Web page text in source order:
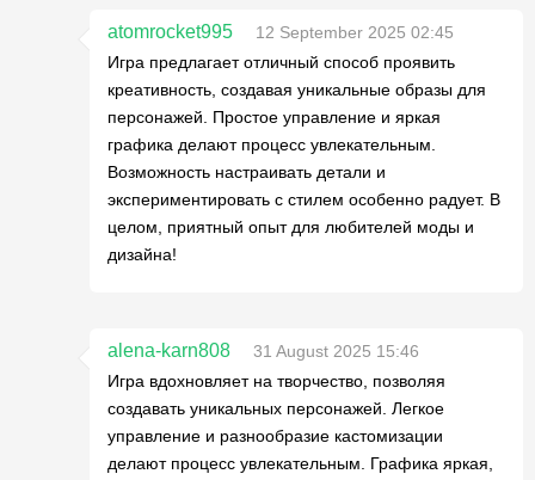
atomrocket995
12 September 2025 02:45
Игра предлагает отличный способ проявить
креативность, создавая уникальные образы для
персонажей. Простое управление и яркая
графика делают процесс увлекательным.
Возможность настраивать детали и
экспериментировать с стилем особенно радует. В
целом, приятный опыт для любителей моды и
дизайна!
alena-karn808
31 August 2025 15:46
Игра вдохновляет на творчество, позволяя
создавать уникальных персонажей. Легкое
управление и разнообразие кастомизации
делают процесс увлекательным. Графика яркая,